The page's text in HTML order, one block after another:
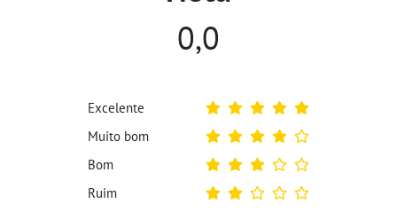
0,0
Excelente
Muito bom
Bom
Ruim